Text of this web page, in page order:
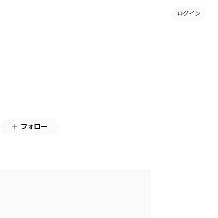
ログイン
フォロー